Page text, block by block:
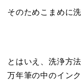
そのためこまめに
とはいえ、洗浄方
万年筆の中のイン